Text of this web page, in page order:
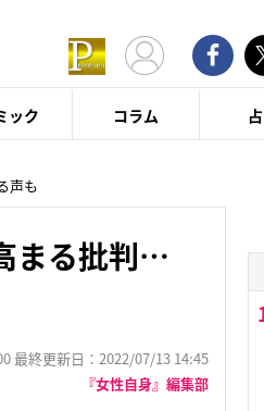
ック コラム
声も
まる批判…
最終更新日：2022/07/13 14:45
『女性自身』編集部